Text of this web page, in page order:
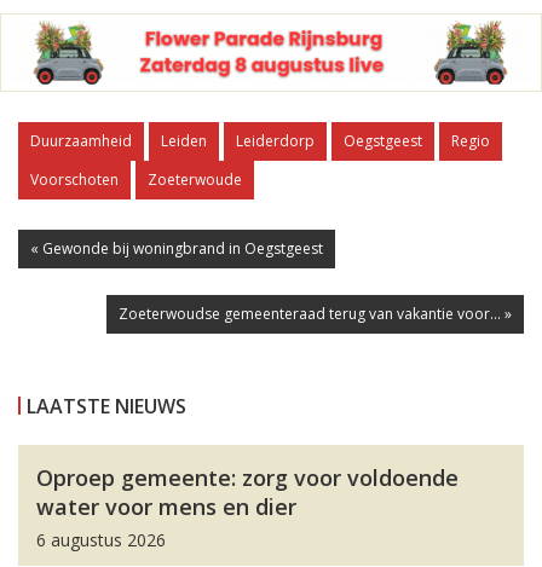
Duurzaamheid Leiden Leiderdorp Oegstgeest
Regio
Voorschoten
Zoeterwoude
« Gewonde bij woningbrand in Oegstgeest
Zoeterwoudse gemeenteraad terug van vakantie voor... »
LAATSTE NIEUWS
Oproep gemeente: zorg voor voldoende
water voor mens en dier
6 augustus 2026